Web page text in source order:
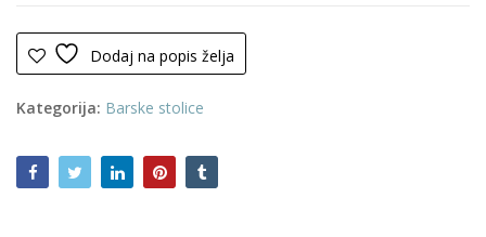
Dodaj na popis želja
Kategorija: Barske stolice